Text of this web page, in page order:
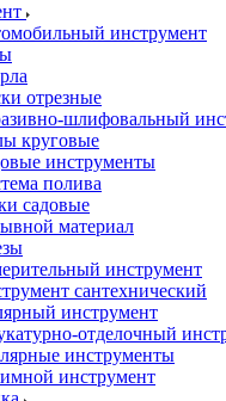
инструмент
отрезные
шлифовальный
круговые
инструменты
полива
садовые
материал
инструмент
сантехнический
инструмент
отделочный
инструменты
инструмент